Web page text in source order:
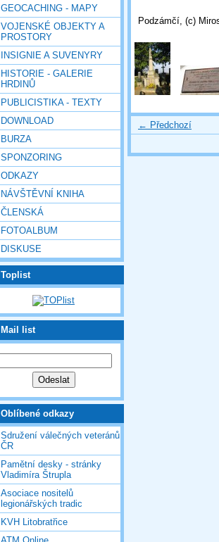
GEOCACHING - MAPY
VOJENSKÉ OBJEKTY A
PROSTORY
INSIGNIE A SUVENYRY
HISTORIE - GALERIE
HRDINŮ
PUBLICISTIKA - TEXTY
DOWNLOAD
BURZA
SPONZORING
ODKAZY
NÁVŠTĚVNÍ KNIHA
ČLENSKÁ
FOTOALBUM
DISKUSE
Toplist
Mail list
Oblíbené odkazy
Sdružení válečných veteránů
ČR
Pamětní desky - stránky
Vladimíra Štrupla
Asociace nositelů
legionářských tradic
KVH Litobratřice
Podzámčí, (c)
← Předchozí